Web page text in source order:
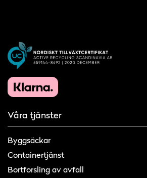
Våra tjänster
Byggsäckar
Containertjänst
Bortforsling av avfall